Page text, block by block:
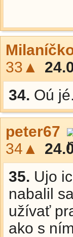
33▲
34. Oú jé.
peter67
34▲
35. Ujo
nabalil
užívať
ako s